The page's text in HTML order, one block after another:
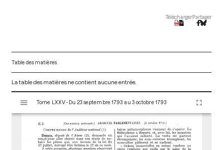
TéléchargerPartager
Table des matières
La table des matières ne contient aucune entrée.
s
Tome LXXV - Du 23 septembre 1793 au 3 octobre 1793